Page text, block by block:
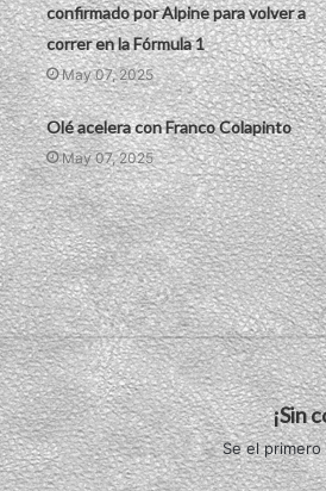
confirmado por Alpine para volver a
correr en la Fórmula 1
May 07, 2025
Olé acelera con Franco Colapinto
May 07, 2025
¡Sin
Se el